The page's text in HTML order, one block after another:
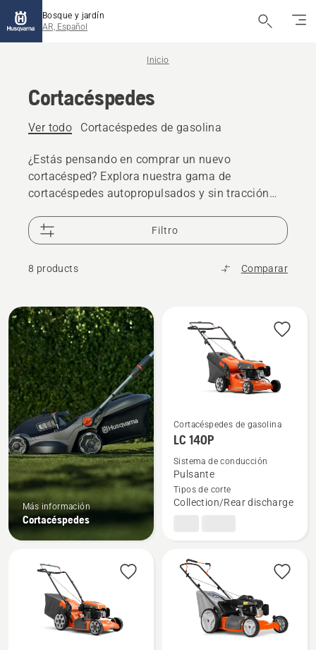
Bosque y jardín
AR, Español
Inicio
Cortacéspedes
Ver todo Cortacéspedes de gasolina
¿Estás pensando en comprar un nuevo
cortacésped? Explora nuestra gama de
cortacéspedes autopropulsados y sin tracción
doméstico y profesional.Filtro
8 products Comparar
All
products
Más información
Cortacéspedes
Ver
más
detalles
sobre
LC 140P
Cortacéspedes de gasolina
LC 140P
Sistema de conducción
Pulsante
Tipos de corte
Collection/Rear discharge